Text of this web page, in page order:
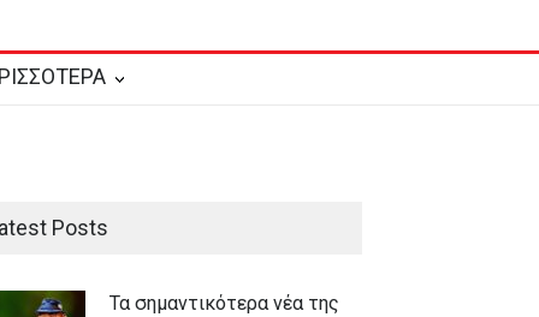
Posts
Τα σημαντικότερα νέα της